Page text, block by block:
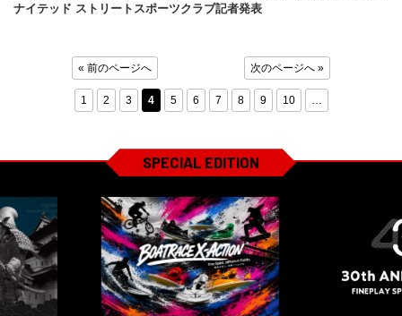
ナイテッド ストリートスポーツクラブ記者発表
« 前のページへ
1 2 3 4 5 6 7 8 9 10
次のページへ »
SPECIAL EDITION